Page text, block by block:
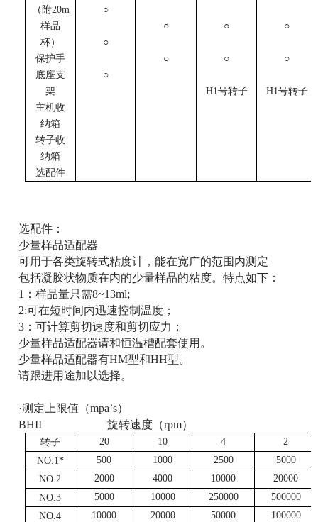
（附20m
样品
杯）
保护手
底座支
架
主机收
纳箱
转子收
纳箱
选配件
○
○
○
○
○
○
○
H1号转子
○
○
H1号转子
选配件：
少量样品适配器
可用于各类旋转式粘度计，能在宽广的范围内测定
包括凝胶状物质在内的少量样品的粘度。特点如下：
1：样品量只需8~13ml;
2:可在短时间内迅速控制温度；
3：可计算剪切速度和剪切应力；
少量样品适配器请和恒温槽配套使用。
少量样品适配器有HM型和HH型。
请跟进用途加以选择。
·测定上限值（mpa`s）
BHII 旋转速度（rpm）
转子 20 10 4
2
NO.1*
500 1000 2500
5000
NO.2
2000 4000 10000
20000
NO.3
5000 10000 250000
500000
NO.4
10000 20000 50000 100000